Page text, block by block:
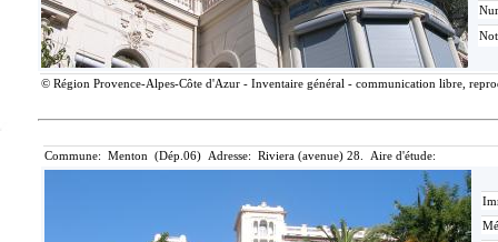
© Région Provence-Alpes-Côte d'Azur - Inventaire général - communication libre,
Commune: Menton (Dép.06) Adresse: Riviera (avenue) 28. Aire d'étude: